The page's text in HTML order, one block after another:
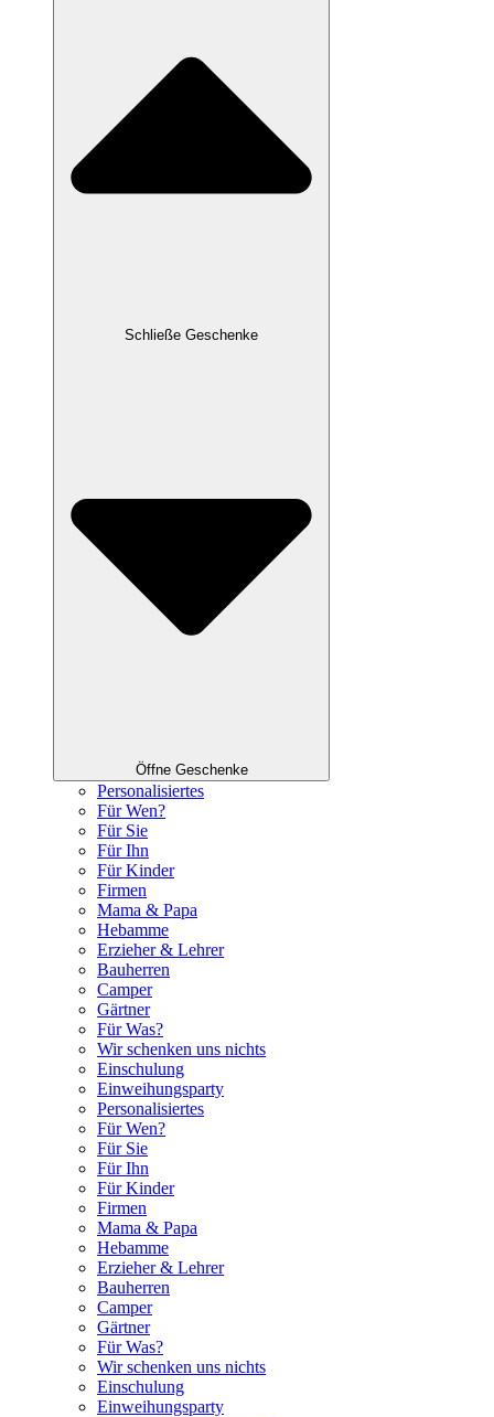
Schließe Geschenke
Öffne Geschenke
Personalisiertes
Für Wen?
Für Sie
Für Ihn
Für Kinder
Firmen
Mama & Papa
Hebamme
Erzieher & Lehrer
Bauherren
Camper
Gärtner
Für Was?
Wir schenken uns nichts
Einschulung
Einweihungsparty
Personalisiertes
Für Wen?
Für Sie
Für Ihn
Für Kinder
Firmen
Mama & Papa
Hebamme
Erzieher & Lehrer
Bauherren
Camper
Gärtner
Für Was?
Wir schenken uns nichts
Einschulung
Einweihungsparty